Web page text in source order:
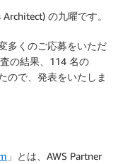
の九曜です。
多くのご応募をいただ
の結果、114 名の
ので、発表をいたしま
」とは、AWS Partner